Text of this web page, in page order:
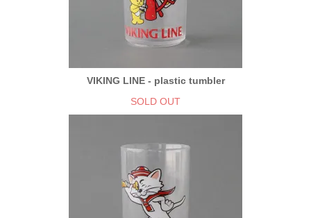
VIKING LINE - plastic tumbler
SOLD OUT